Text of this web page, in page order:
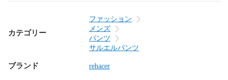
カテゴリー
ファッション
メンズ
パンツ
サルエルパンツ
ブランド rehacer